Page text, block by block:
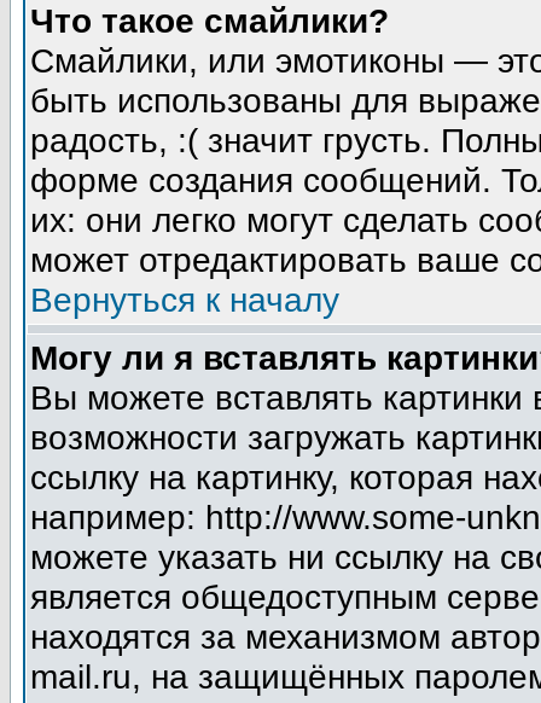
Что такое смайлики?
Смайлики, или эмотиконы —
быть использованы для
радость, :( значит грусть.
форме создания сообщений.
их: они легко могут сделать
может отредактировать ваше
Вернуться к началу
Могу ли я вставлять
Вы можете вставлять
возможности загружать
ссылку на картинку, которая
например: http://www.some-
можете указать ни ссылку на
является общедоступным
находятся за механизмом
mail.ru, на защищённых